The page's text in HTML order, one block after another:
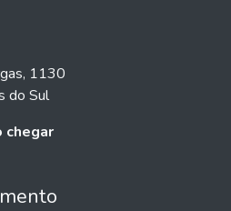
1130
do Sul
chegar